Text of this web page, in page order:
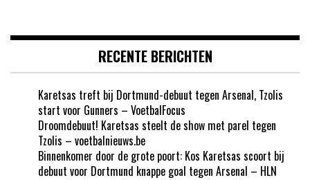
RECENTE BERICHTEN
Karetsas treft bij Dortmund-debuut tegen Arsenal, Tzolis
start voor Gunners – VoetbalFocus
Droomdebuut! Karetsas steelt de show met parel tegen
Tzolis – voetbalnieuws.be
Binnenkomer door de grote poort: Kos Karetsas scoort bij
debuut voor Dortmund knappe goal tegen Arsenal – HLN